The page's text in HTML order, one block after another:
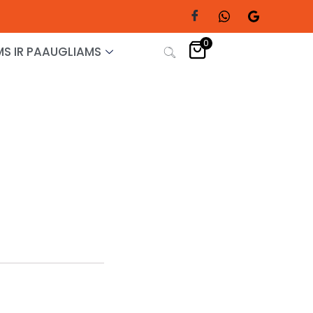
IR PAAUGLIAMS
0